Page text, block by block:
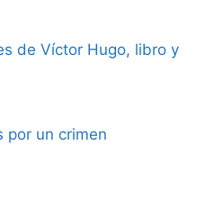
de Víctor Hugo, libro y
por un crimen